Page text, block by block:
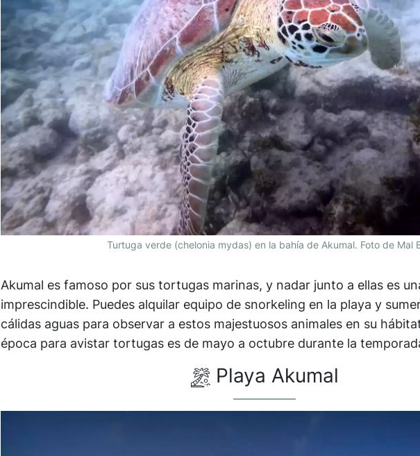
Turtuga verde (chelonia mydas) en la bahía de Akumal. Foto de Mal
Akumal es famoso por sus tortugas marinas, y nadar junto a ellas es
imprescindible. Puedes alquilar equipo de snorkeling en la playa y
cálidas aguas para observar a estos majestuosos animales en su
época para avistar tortugas es de mayo a octubre durante la
Playa Akumal